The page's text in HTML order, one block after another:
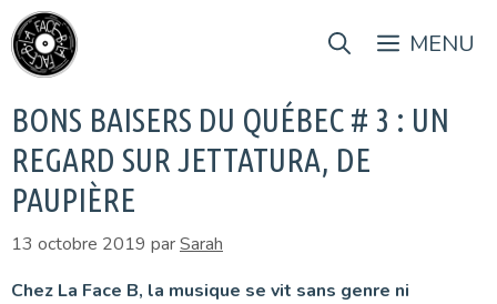
Aller
au
contenu
MENU
BONS BAISERS DU QUÉBEC # 3 : UN
REGARD SUR JETTATURA, DE
PAUPIÈRE
13 octobre 2019 parSarah
Chez La Face B, la musique se vit sans genre ni